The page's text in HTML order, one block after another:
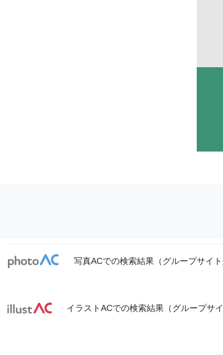
写真ACでの検索結果（グループサイ
イラストACでの検索結果（グループサ